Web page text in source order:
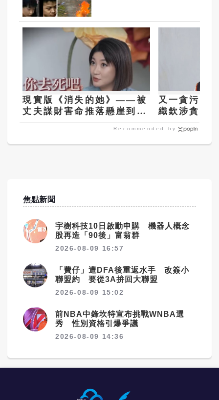
現實版《消失的她》——被
丈夫謀財害命推落懸崖到重
生的王暖暖
又一貪污案
織欽涉貪遭
Recommended by
焦點新聞
宇樹科技10日啟動申購 機器人概念
股再造「90後」富翁群
2026-08-09 16:57
「費仔」遭DFA後重返水手 改簽小
聯盟約 要從3A拚回大聯盟
2026-08-09 15:02
前NBA中鋒坎特宣布挑戰WNBA選
秀 性別資格引爆爭議
2026-08-09 14:36